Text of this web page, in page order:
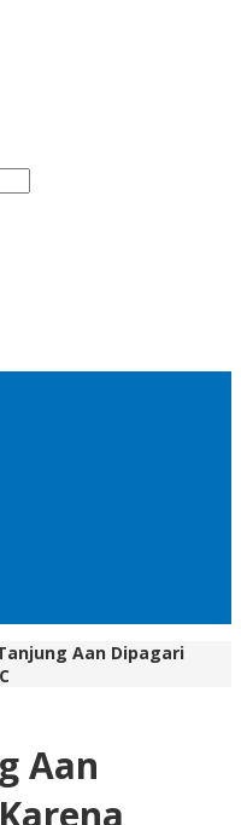
Aan Dipagari
Aan